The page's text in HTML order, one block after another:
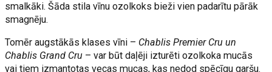
smalkāki. Šāda stila vīnu ozolkoks bieži vien padarītu pārāk
smagnēju.
Tomēr augstākās klases vīni – Chablis Premier Cru un
Chablis Grand Cru – var būt daļēji izturēti ozolkoka mucās
vai tiem izmantotas vecas mucas, kas nedod spēcīgu garšu.